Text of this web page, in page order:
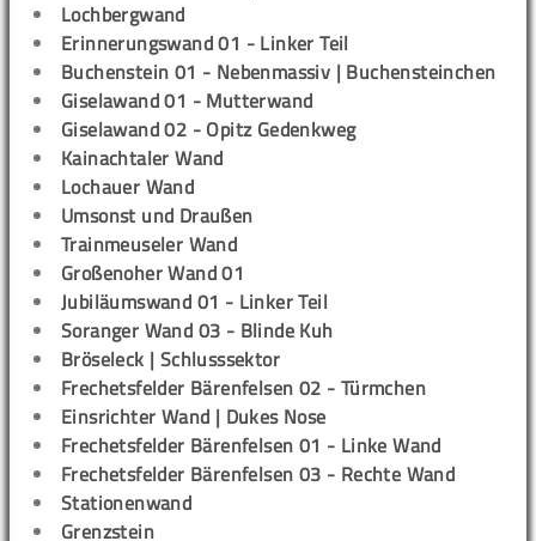
Lochbergwand
Erinnerungswand 01 - Linker Teil
Buchenstein 01 - Nebenmassiv | Buchensteinchen
Giselawand 01 - Mutterwand
Giselawand 02 - Opitz Gedenkweg
Kainachtaler Wand
Lochauer Wand
Umsonst und Draußen
Trainmeuseler Wand
Großenoher Wand 01
Jubiläumswand 01 - Linker Teil
Soranger Wand 03 - Blinde Kuh
Bröseleck | Schlusssektor
Frechetsfelder Bärenfelsen 02 - Türmchen
Einsrichter Wand | Dukes Nose
Frechetsfelder Bärenfelsen 01 - Linke Wand
Frechetsfelder Bärenfelsen 03 - Rechte Wand
Stationenwand
Grenzstein